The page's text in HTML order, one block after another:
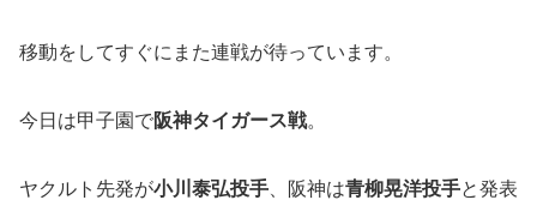
移動をしてすぐにまた連戦が待っています。
今日は甲子園で阪神タイガース戦。
ヤクルト先発が小川泰弘投手 、阪神は青柳晃洋投手と発表